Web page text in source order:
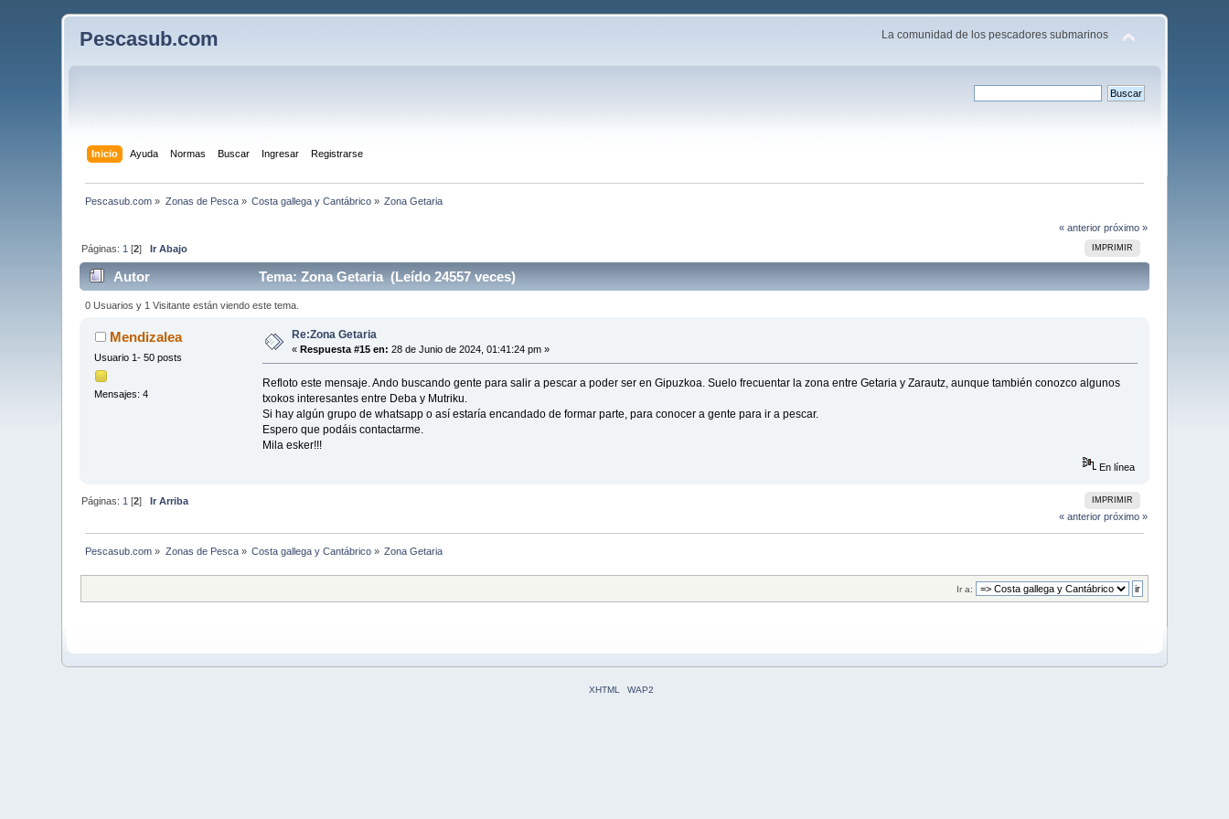
Pescasub.com La comunidad de los pescadores submarinos
Inicio Ayuda Normas Buscar Ingresar Registrarse
Pescasub.com » Zonas de Pesca» Costa gallega y Cantábrico » Zona Getaria
« anterior próximo »
IMPRIMIR
Páginas: 1 [2]Ir Abajo
Autor Tema: Zona Getaria (Leído 24557 veces)
0 Usuarios y 1 Visitante están viendo este tema.
Mendizalea
Usuario 1- 50 posts
Mensajes: 4
Re:Zona Getaria
«Respuesta #15 en: 28 de Junio de 2024, 01:41:24 pm »
Refloto este mensaje. Ando buscando gente para salir a pescar a poder ser en Gipuzkoa. Suelo frecuentar la zona entre Getaria y Zarautz, aunque también conozco algunos
txokos interesantes entre Deba y Mutriku.
Si hay algún grupo de whatsapp o así estaría encandado de formar parte, para conocer a gente para ir a pescar.
Espero que podáis contactarme.
Mila esker!!!
En línea
IMPRIMIR
Páginas: 1 [2]Ir Arriba
« anterior próximo »
Pescasub.com » Zonas de Pesca» Costa gallega y Cantábrico » Zona Getaria
Ir a:
XHTML WAP2